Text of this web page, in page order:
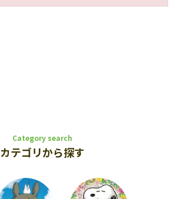
Category search
カテゴリから探す